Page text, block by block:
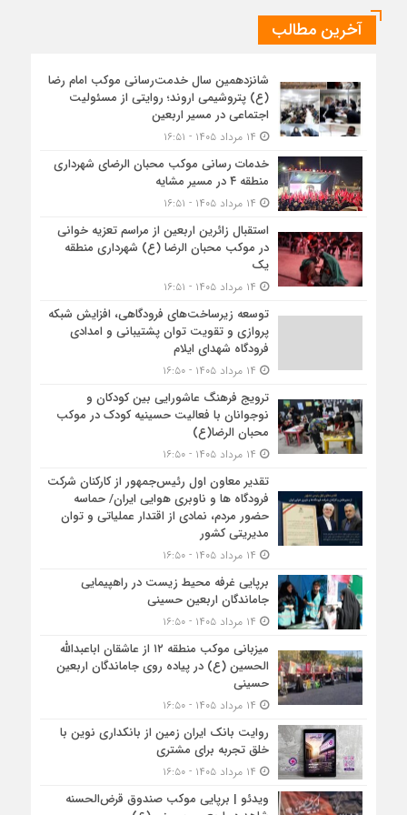
آخرین مطالب
شانزدهمین سال خدمت‌رسانی موکب امام رضا
(ع) پتروشیمی اروند؛ روایتی از مسئولیت
اجتماعی در مسیر اربعین
خدمات رسانی موکب محبان الرضای شهرداری
منطقه ۴ در مسیر مشایه
استقبال زائرین اربعین از مراسم تعزیه خوانی
در موکب محبان الرضا (ع) شهرداری منطقه
یک
توسعه زیرساخت‌های فرودگاهی، افزایش شبکه
پروازی و تقویت توان پشتیبانی و امدادی
فرودگاه شهدای ایلام
ترویج فرهنگ عاشورایی بین کودکان و
نوجوانان با فعالیت حسینیه کودک در موکب
محبان الرضا(ع)
تقدیر معاون اول رئیس‌جمهور از کارکنان شرکت
فرودگاه ها و ناوبری هوایی ایران/ حماسه
حضور مردم، نمادی از اقتدار عملیاتی و توان
مدیریتی کشور
برپایی غرفه محیط زیست در راهپیمایی
جاماندگان اربعین حسینی
میزبانی موکب منطقه ۱۲ از عاشقان اباعبدالله
الحسین (ع) در پیاده روی جاماندگان اربعین
حسینی
روایت بانک ایران زمین از بانکداری نوین با
خلق تجربه برای مشتری
ویدئو | برپایی موکب صندوق قرض‌الحسنه